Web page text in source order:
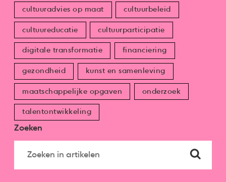
cultuuradvies op maat cultuurbeleid
cultuureducatie cultuurparticipatie
digitale transformatie financiering
gezondheid kunst en samenleving
maatschappelijke opgaven onderzoek
talentontwikkeling
Zoeken